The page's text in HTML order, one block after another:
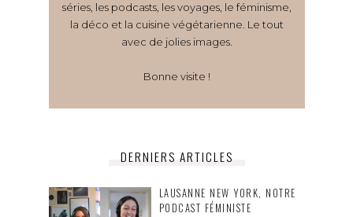
séries, les podcasts, les voyages, le féminisme,
la déco et la cuisine végétarienne. Le tout
avec de jolies images.
Bonne visite !
DERNIERS ARTICLES
LAUSANNE NEW YORK, NOTRE
PODCAST FÉMINISTE